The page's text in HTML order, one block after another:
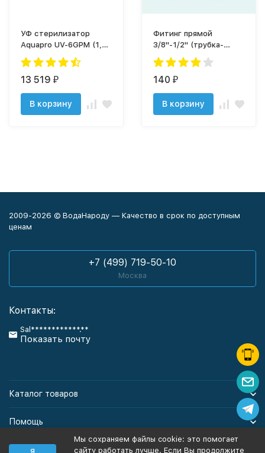
УФ стерилизатор
Aquapro UV-6GPM (1,5
м3/ч)
13 519 ₽
В корзину
Фитинг прямой
3/8"-1/2" (трубка-
резьба) QT-22B
Naturewater
140 ₽
В корзину
2009-2026 © ВодаНароду — Качество в срок по доступным
ценам
+7 (499) 719-50-10
Москва
Контакты:
Sal************.**
Показать почту
Каталог товаров
Помощь
Информация
Я
Мы сохраняем файлы cookie: это помогает
сайту работать лучше. Если Вы продолжите